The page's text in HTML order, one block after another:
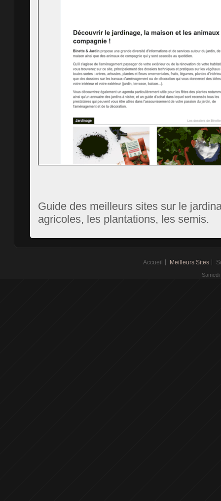
Guide des meilleurs sites sur le
agricoles, les plantations, les semis.
Accueil Meilleurs Sites